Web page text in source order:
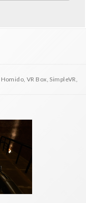
VR Box, SimpleVR,